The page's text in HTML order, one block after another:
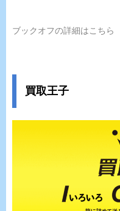
ブックオフの詳細はこちら
買取王子